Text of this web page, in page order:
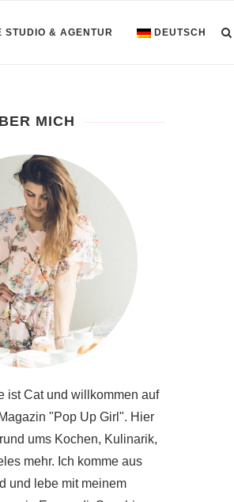
STUDIO & AGENTUR DEUTSCH
MICH
ist Cat und willkommen auf
"Pop Up Girl". Hier
ums Kochen, Kulinarik,
mehr. Ich komme aus
und lebe mit meinem